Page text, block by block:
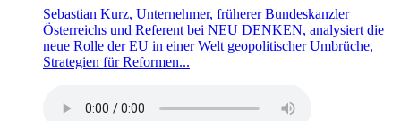
Sebastian Kurz, Unternehmer, früherer Bundeskanzler
Österreichs und Referent bei NEU DENKEN, analysiert die
neue Rolle der EU in einer Welt geopolitischer Umbrüche,
Strategien für Reformen...